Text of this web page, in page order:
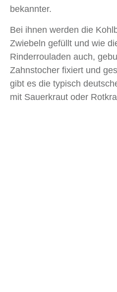
bekannter.
Bei ihnen werden die
Zwiebeln gefüllt und wie
Rinderrouladen auch,
Zahnstocher fixiert und
gibt es die typisch
mit Sauerkraut oder